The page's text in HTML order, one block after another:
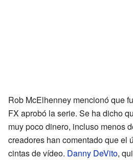
Rob McElhenney mencionó que
FX aprobó la serie. Se ha dicho
muy poco dinero, incluso menos
creadores han comentado que el
cintas de vídeo. Danny DeVito,